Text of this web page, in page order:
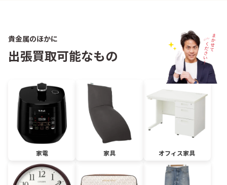
貴金属のほかに
出張買取可能なもの
家電 家具 オフィス家具